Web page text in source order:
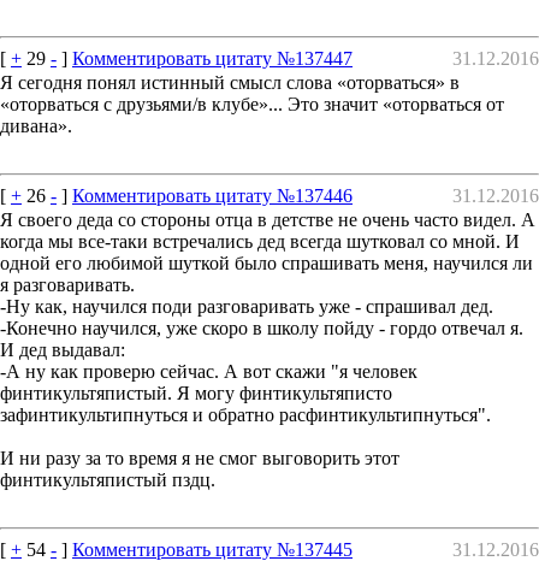
[ + 29 - ] Комментировать цитату №137447
31.12.2016
Я сегодня понял истинный смысл слова «оторваться» в
«оторваться с друзьями/в клубе»... Это значит «оторваться от
дивана».
[ + 26 - ] Комментировать цитату №137446
31.12.2016
Я своего деда со стороны отца в детстве не очень часто видел. А
когда мы все-таки встречались дед всегда шутковал со мной. И
одной его любимой шуткой было спрашивать меня, научился ли
я разговаривать.
-Ну как, научился поди разговаривать уже - спрашивал дед.
-Конечно научился, уже скоро в школу пойду - гордо отвечал я.
И дед выдавал:
-А ну как проверю сейчас. А вот скажи "я человек
финтикультяпистый. Я могу финтикультяписто
зафинтикультипнуться и обратно расфинтикультипнуться".
И ни разу за то время я не смог выговорить этот
финтикультяпистый пздц.
[ + 54 - ] Комментировать цитату №137445
31.12.2016